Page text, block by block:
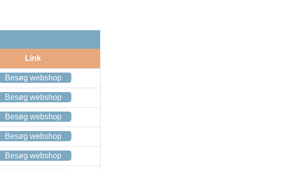
Link
Besøg webshop
Besøg webshop
Besøg webshop
Besøg webshop
Besøg webshop